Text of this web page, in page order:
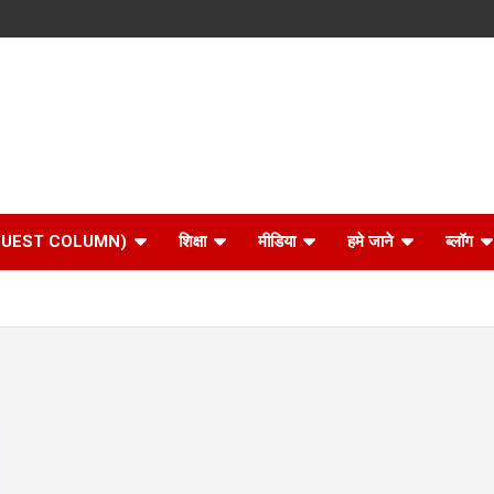
COLUMN) शिक्षा मीडिया हमे जाने ब्लॉग